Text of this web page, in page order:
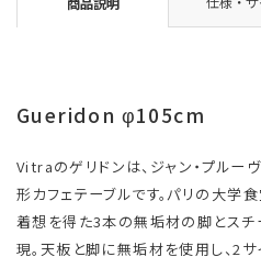
Gueridon φ105cm
Vitraのゲリドンは、ジャン・プルー
形カフェテーブルです。パリの大学
着想を得た3本の無垢材の脚とス
現。天板と脚に無垢材を使用し、2